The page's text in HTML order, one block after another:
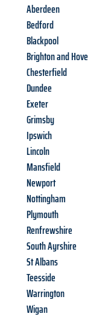
Aberdeen
Bedford
Blackpool
Brighton and Hove
Chesterfield
Dundee
Exeter
Grimsby
Ipswich
Lincoln
Mansfield
Newport
Nottingham
Plymouth
Renfrewshire
South Ayrshire
St Albans
Teesside
Warrington
Wigan